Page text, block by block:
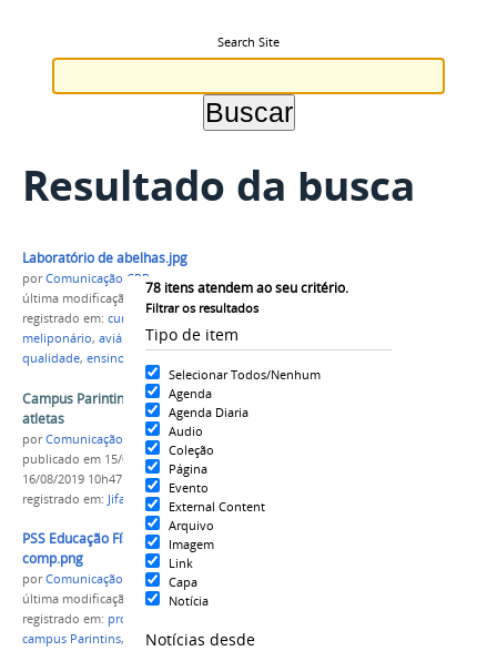
Search Site
Resultado da busca
78 itens atendem ao seu critério.
Filtrar os resultados
Tipo de item
Selecionar Todos/Nenhum
Agenda
Agenda Diaria
Audio
Coleção
Página
Evento
External Content
Arquivo
Imagem
Link
Capa
Notícia
Notícias desde
Laboratório de abelhas.jpg
porComunicação CPR
última modificação
em 20/05/2022 22h12
registrado em: curso técnico ,Agropecuária
meliponário, aviário IFAM, campus Parintins
qualidade, ensino técnico
Campus Parintins participará do JIFAM com 24
atletas
porComunicação CPR
publicado em 15/08/2019 —última modificação
16/08/2019 10h47
registrado em: Jifam campus Parintins
PSS Educação Física 2022 Convocação
comp.png
porComunicação CPR
última modificação
em 23/06/2022 12h01
registrado em: professor substituto
campus Parintins, IFAM,convocação,2ºlugar